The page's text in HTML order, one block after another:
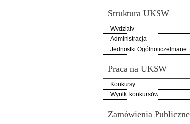
Struktura UKSW
Wydziały
Administracja
Jednostki Ogólnouczelniane
Praca na UKSW
Konkursy
Wyniki konkursów
Zamówienia Publiczne